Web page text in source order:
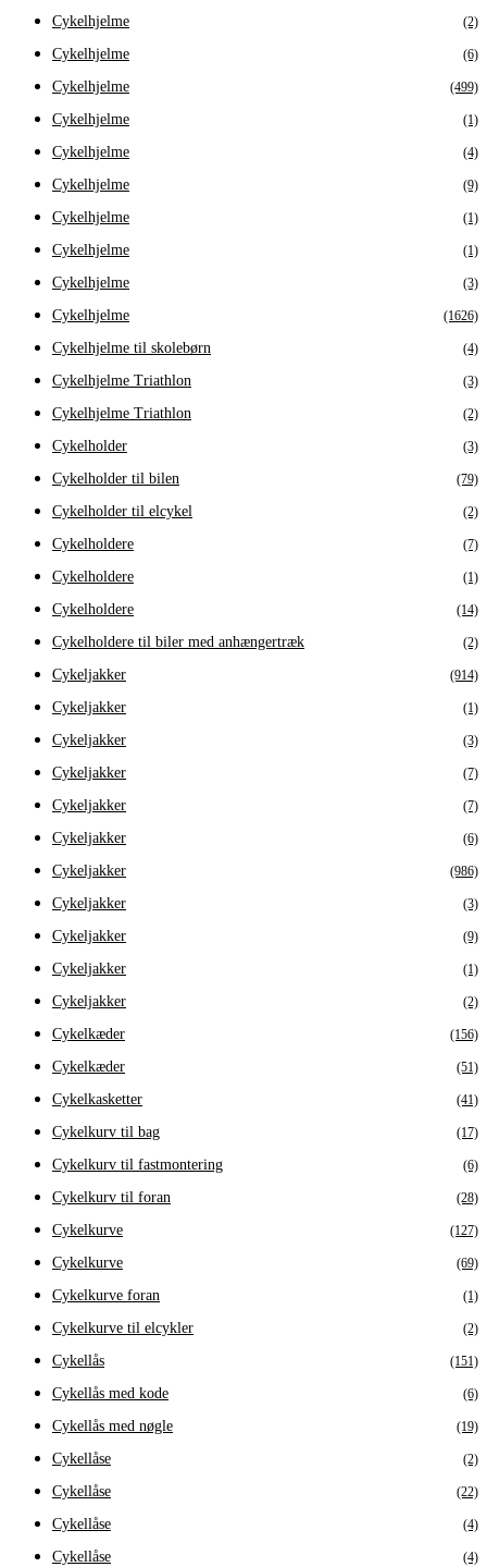
Cykelhjelme (2)
Cykelhjelme (6)
Cykelhjelme (499)
Cykelhjelme (1)
Cykelhjelme (4)
Cykelhjelme (9)
Cykelhjelme (1)
Cykelhjelme (1)
Cykelhjelme (3)
Cykelhjelme (1626)
Cykelhjelme til skolebørn (4)
Cykelhjelme Triathlon (3)
Cykelhjelme Triathlon (2)
Cykelholder (3)
Cykelholder til bilen (79)
Cykelholder til elcykel (2)
Cykelholdere (7)
Cykelholdere (1)
Cykelholdere (14)
Cykelholdere til biler med anhængertræk (2)
Cykeljakker (914)
Cykeljakker (1)
Cykeljakker (3)
Cykeljakker (7)
Cykeljakker (7)
Cykeljakker (6)
Cykeljakker (986)
Cykeljakker (3)
Cykeljakker (9)
Cykeljakker (1)
Cykeljakker (2)
Cykelkæder (156)
Cykelkæder (51)
Cykelkasketter (41)
Cykelkurv til bag (17)
Cykelkurv til fastmontering (6)
Cykelkurv til foran (28)
Cykelkurve (127)
Cykelkurve (69)
Cykelkurve foran (1)
Cykelkurve til elcykler (2)
Cykellås (151)
Cykellås med kode (6)
Cykellås med nøgle (19)
Cykellåse (2)
Cykellåse (22)
Cykellåse (4)
Cykellåse (4)